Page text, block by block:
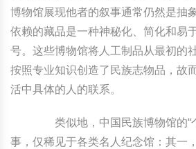
博物馆展现他者的叙事通常仍然是抽
依赖的藏品是一种神秘化、简化和易
号。这些博物馆将人工制品从最初的
按照专业知识创造了民族志物品，故
活中具体的人的联系。
类似地，中国民族博物馆的“
事，仅稀见于各类名人纪念馆：其一